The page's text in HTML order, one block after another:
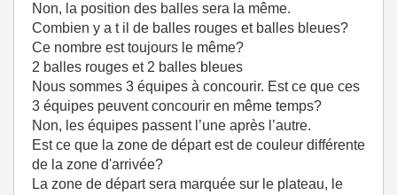
Non, la position des balles sera la même.
Combien y a t il de balles rouges et balles bleues?
Ce nombre est toujours le même?
2 balles rouges et 2 balles bleues
Nous sommes 3 équipes à concourir. Est ce que ces
3 équipes peuvent concourir en même temps?
Non, les équipes passent l’une après l’autre.
Est ce que la zone de départ est de couleur différente
de la zone d'arrivée?
La zone de départ sera marquée sur le plateau, le